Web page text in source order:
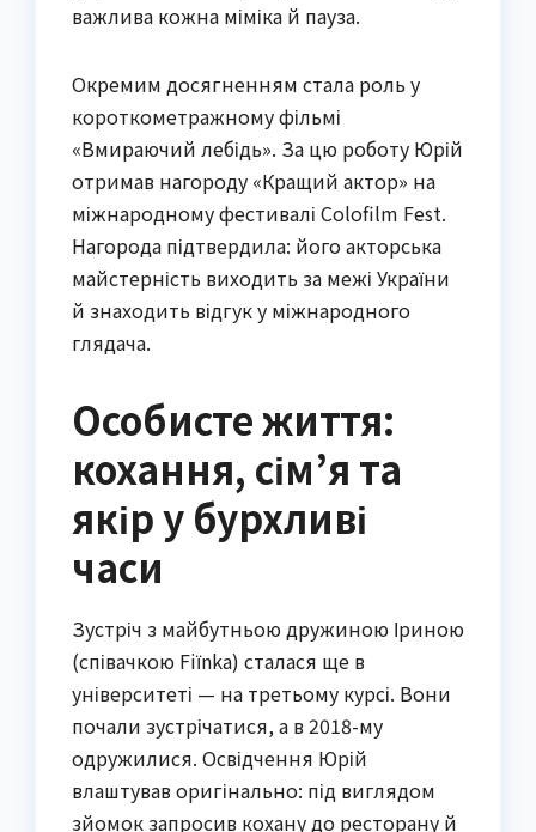
важлива кожна міміка й пауза.
Окремим досягненням стала роль у
короткометражному фільмі
«Вмираючий лебідь». За цю роботу Юрій
отримав нагороду «Кращий актор» на
міжнародному фестивалі Colofilm Fest.
Нагорода підтвердила: його акторська
майстерність виходить за межі України
й знаходить відгук у міжнародного
глядача.
Особисте життя:
кохання, сім’я та
якір у бурхливі
часи
Зустріч з майбутньою дружиною Іриною
(співачкою Fiїnka) сталася ще в
університеті — на третьому курсі. Вони
почали зустрічатися, а в 2018-му
одружилися. Освідчення Юрій
влаштував оригінально: під виглядом
зйомок запросив кохану до ресторану й